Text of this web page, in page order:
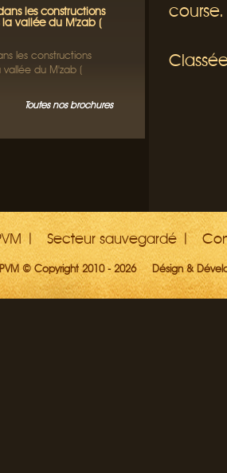
les constructions
vallée du M'zab (
les constructions
vallée du M'zab (
Toutes nos brochures
course.
Secteur sauvegardé
© Copyright 2010 - 2026 Désign &